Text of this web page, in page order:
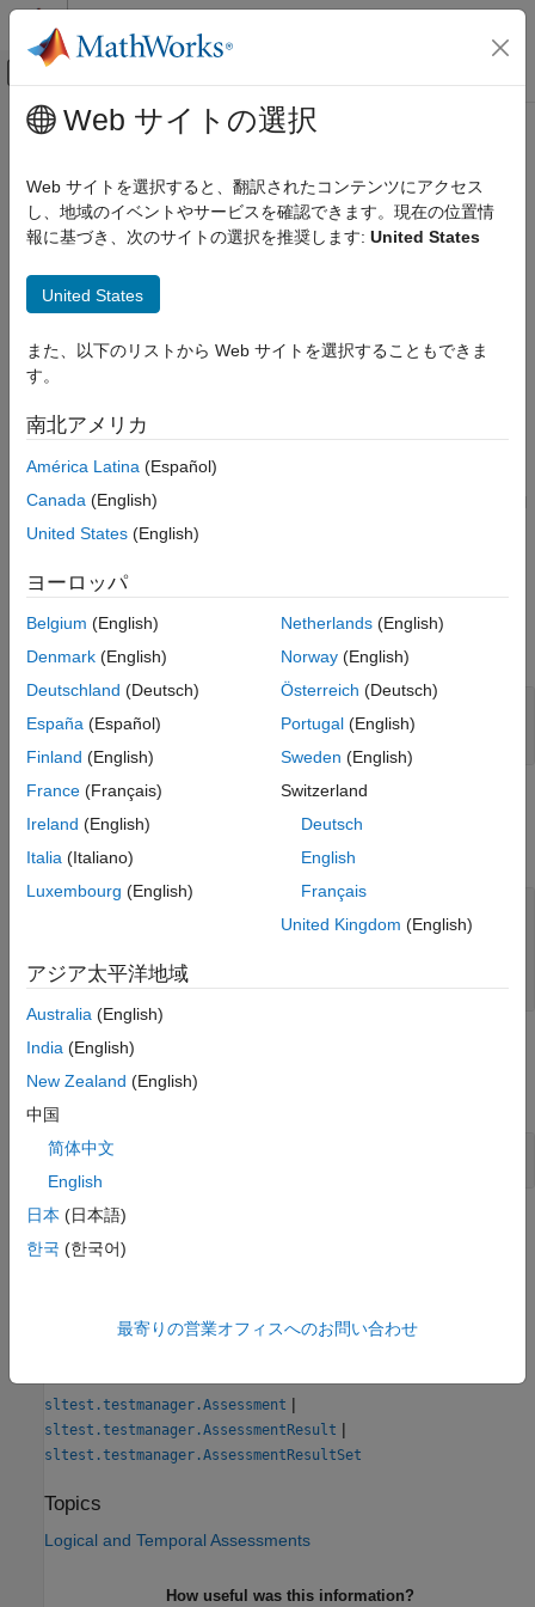
コンテンツへスキップ
オフキャンバス ナビゲーション メ
ドキュメンテーションのホーム
Simulink Test
ON THIS PAGE
Description
Input Arguments
Examples
Version History
See Also
メインコンテンツ
getAssessmentResults
Class:sltest.testmanager.TestCaseResult
Namespace:sltest.testmanager
Get logical and temporal assessment results for test case result
Since R2023b
Syntax
Description
resultSets= getAssessmentResults(
and temporal assessment results for the specified test case
Input Arguments
expand all
Test case result
sltest.testmanager.TestCaseResult
Output Arguments
expand all
— Assessment result sets
objects
Examples
Get and Review Assessment Results
Version History
See Also
sltest.testmanager.Assessment |
sltest.testmanager.AssessmentResult |
sltest.testmanager.AssessmentResultSet
Topics
Logical and Temporal Assessments
How useful was this information?
Web サイトの選択
Web サイトを選択すると、翻訳されたコンテンツにアクセス
し、地域のイベントやサービスを確認できます。現在の位置情
報に基づき、次のサイトの選択を推奨します: United States
United States
また、以下のリストから Web サイトを選択することもできま
す。
南北アメリカ
América Latina (Español)
Canada (English)
United States (English)
ヨーロッパ
Belgium (English)
Denmark (English)
Deutschland (Deutsch)
España (Español)
Finland (English)
France (Français)
Ireland (English)
Italia (Italiano)
Luxembourg (English)
Netherlands(English)
Norway(English)
Österreich (Deutsch)
Portugal(English)
Sweden (English)
Switzerland
Deutsch
English
Français
United Kingdom (English)
アジア太平洋地域
Australia (English)
India (English)
New Zealand (English)
中国
简体中文
English
日本 (日本語)
한국 (한국어)
最寄りの営業オフィスへのお問い合わせ